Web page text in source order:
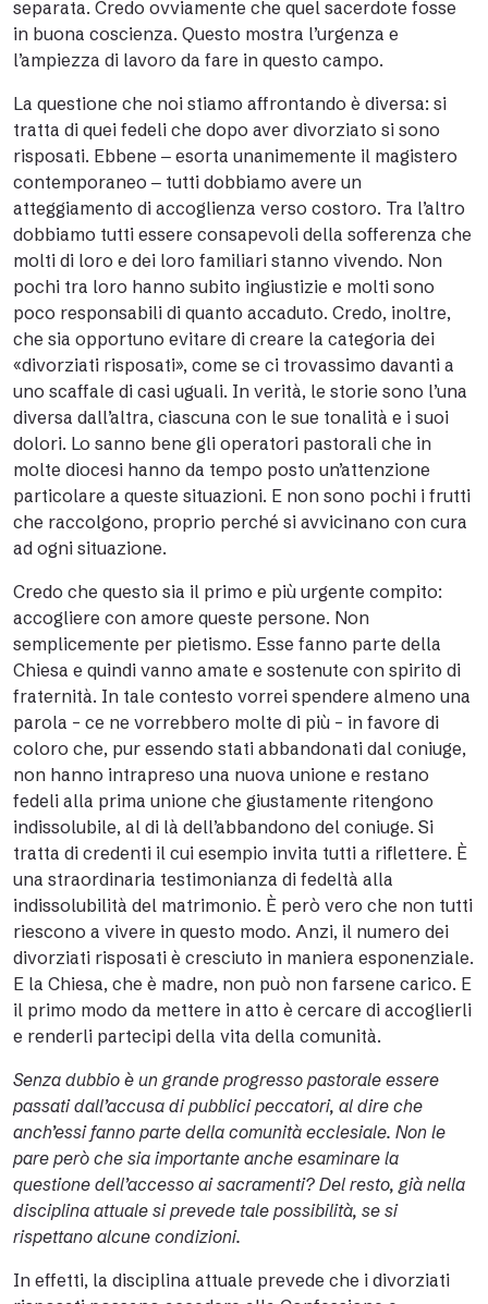
separata. Credo ovviamente che quel sacerdote fosse
in buona coscienza. Questo mostra l’urgenza e
l’ampiezza di lavoro da fare in questo campo.
La questione che noi stiamo affrontando è diversa: si
tratta di quei fedeli che dopo aver divorziato si sono
risposati. Ebbene ‒ esorta unanimemente il magistero
contemporaneo ‒ tutti dobbiamo avere un
atteggiamento di accoglienza verso costoro. Tra l’altro
dobbiamo tutti essere consapevoli della sofferenza che
molti di loro e dei loro familiari stanno vivendo. Non
pochi tra loro hanno subito ingiustizie e molti sono
poco responsabili di quanto accaduto. Credo, inoltre,
che sia opportuno evitare di creare la categoria dei
«divorziati risposati», come se ci trovassimo davanti a
uno scaffale di casi uguali. In verità, le storie sono l’una
diversa dall’altra, ciascuna con le sue tonalità e i suoi
dolori. Lo sanno bene gli operatori pastorali che in
molte diocesi hanno da tempo posto un’attenzione
particolare a queste situazioni. E non sono pochi i frutti
che raccolgono, proprio perché si avvicinano con cura
ad ogni situazione.
Credo che questo sia il primo e più urgente compito:
accogliere con amore queste persone. Non
semplicemente per pietismo. Esse fanno parte della
Chiesa e quindi vanno amate e sostenute con spirito di
fraternità. In tale contesto vorrei spendere almeno una
parola – ce ne vorrebbero molte di più – in favore di
coloro che, pur essendo stati abbandonati dal coniuge,
non hanno intrapreso una nuova unione e restano
fedeli alla prima unione che giustamente ritengono
indissolubile, al di là dell’abbandono del coniuge. Si
tratta di credenti il cui esempio invita tutti a riflettere. È
una straordinaria testimonianza di fedeltà alla
indissolubilità del matrimonio. È però vero che non tutti
riescono a vivere in questo modo. Anzi, il numero dei
divorziati risposati è cresciuto in maniera esponenziale.
E la Chiesa, che è madre, non può non farsene carico. E
il primo modo da mettere in atto è cercare di accoglierli
e renderli partecipi della vita della comunità.
Senza dubbio è un grande progresso pastorale essere
passati dall’accusa di pubblici peccatori, al dire che
anch’essi fanno parte della comunità ecclesiale. Non le
pare però che sia importante anche esaminare la
questione dell’accesso ai sacramenti? Del resto, già nella
disciplina attuale si prevede tale possibilità, se si
rispettano alcune condizioni.
In effetti, la disciplina attuale prevede che i divorziati